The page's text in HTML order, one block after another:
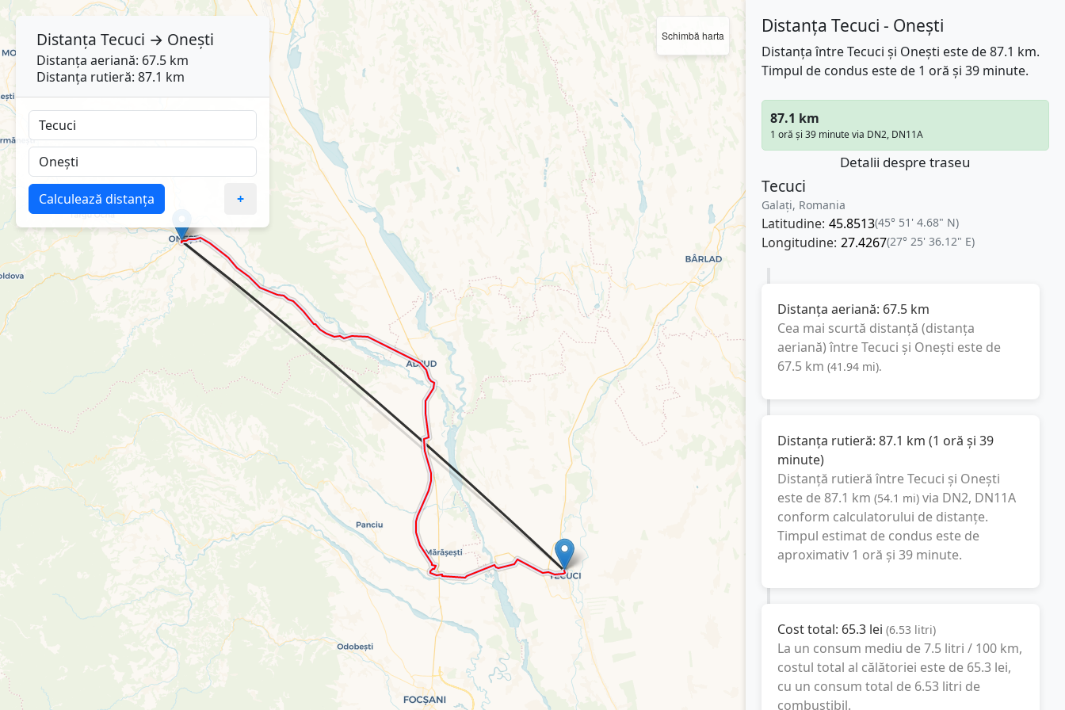
Schimbă harta Distanța Tecuci - Onești
Distanța între Tecuci și Onești este de 87.1 km.
Timpul de condus este de 1 oră și 39 minute.
87.1 km
1 oră și 39 minute via DN2, DN11A
Detalii despre traseu
Tecuci
Galați, Romania
Latitudine: 45.8513(45° 51' 4.68" N)
Longitudine: 27.4267(27° 25' 36.12" E)
Distanța aeriană: 67.5 km
Cea mai scurtă distanță (distanța
aeriană) întreTecuci și Onești este de
67.5 km (41.94 mi).
Distanța rutieră: 87.1 km (1 oră și 39
minute)
Distanță rutieră întreTecuci și Onești
este de 87.1 km (54.1 mi) via DN2, DN11A
conform calculatorului de distanțe.
Timpul estimat de condus este de
aproximativ 1 oră și 39 minute.
Cost total: 65.3 lei (6.53 litri)
La un consum mediu de7.5 litri / 100 km,
costul total al călătoriei este de 65.3 lei,
cu un consum total de 6.53 litri de
combustibil.
Distanța Tecuci → Onești
Distanța aeriană: 67.5 km
Distanța rutieră: 87.1 km
Calculează distanța +